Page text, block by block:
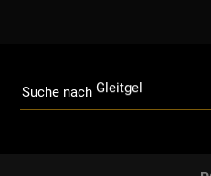
Suche nach BDSM-Gear
Poppers